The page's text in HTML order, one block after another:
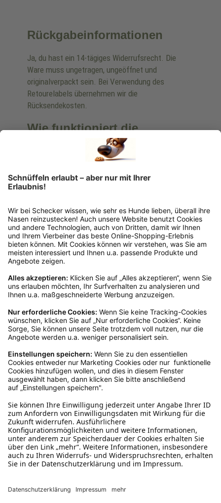
Rückgabeinformationen
Ja, du hast ein 14-tägiges Widerrufsrecht. Die
Ware muss ungetragen, ungeöffnet und
originalverpackt sein. Bei Verwendung des
Retourelabels übernehmen wir die
Rücksendekosten.
Wie funktioniert die
Rücksendung?
findest du online. Verpacke die Artikel
anschließend sicher und klebe das
dir in deinem Kundenkonto anfordern. Hast du als
Gast bestellt, schreibe uns eine Email an
verkauf@schecker.de oder rufe zu unseren
Servicezeiten an, dann lassen wir dir ein
Rücksendeetikett zukommen.
Kundenservice
Mo – Fr 9 – 17 Uhr, Sa 9 – 13 Uhr
Ruf uns an
0800-28 18 78
Schreibe uns
verkauf@schecker.de
WhatsApp Support